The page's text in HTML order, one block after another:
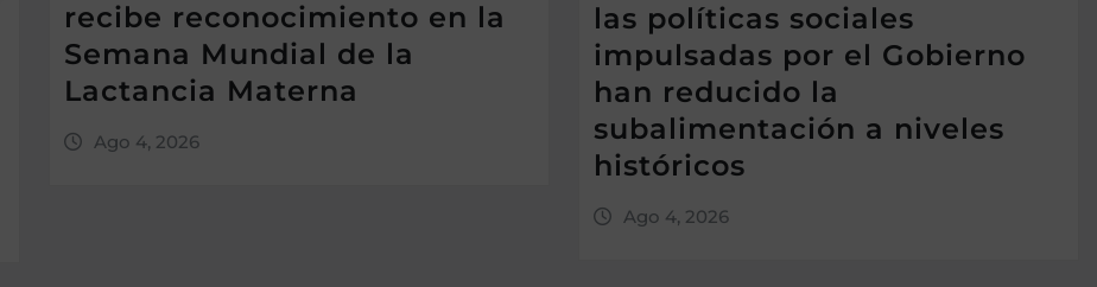
recibe reconocimiento en la
Semana Mundial de la
Lactancia Materna
Ago 4, 2026
las políticas sociales
impulsadas por el Gobierno
han reducido la
subalimentación a niveles
históricos
Ago 4, 2026